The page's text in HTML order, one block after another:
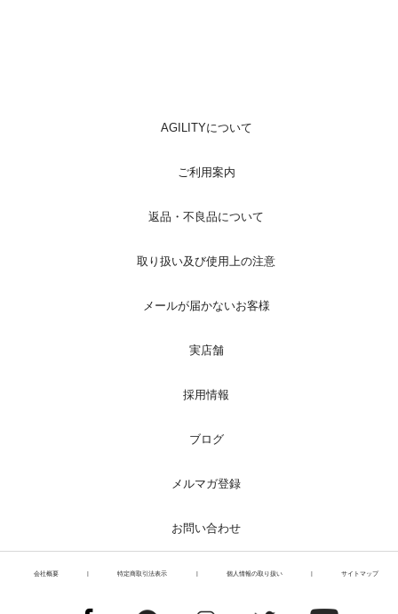
AGILITYについて
ご利用案内
返品・不良品について
取り扱い及び使用上の注意
メールが届かないお客様
実店舗
採用情報
ブログ
メルマガ登録
お問い合わせ
会社概要 特定商取引法表示 個人情報の取り扱い サイトマップ